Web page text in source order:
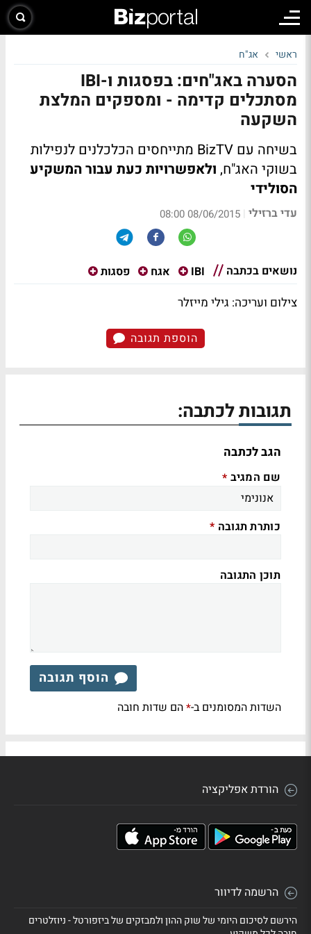
ראשי אג"ח
הסערה באג"חים: בפסגות ו-IBI
מסתכלים קדימה - ומספקים המלצת
השקעה
בשיחה עם BizTV מתייחסים הכלכלנים לנפילות
בשוקי האג"ח, ולאפשרויות כעת עבור המשקיע
הסולידי
עדי ברזילי |
08/06/2015 08:00
נושאים בכתבה IBI אגח פסגות
צילום ועריכה: גילי מייזלר
הוספת תגובה
תגובות לכתבה:
הגב לכתבה
שם המגיב *
כותרת תגובה *
תוכן התגובה
הוסף תגובה
השדות המסומנים ב-*הם שדות חובה
הורדת אפליקציה
הרשמה לדיוור
הירשם לסיכום היומי של שוק ההון ולמבזקים של ביזפורטל - ניוזלטרים